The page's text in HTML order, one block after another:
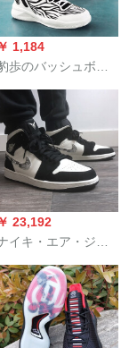
￥ 1,184
歩のバッシュボア
のスニーカーオー
ーのカープのバー
ケケースケースの靴
レインブーツのレ
ンブーツのトライ
シーズの男性の靴
の1803白の赤オース
リアの41
￥ 23,192
イキ・エア・ジバ
BHMショウ1黒人月
ームの中のホワ
・テム852542-024